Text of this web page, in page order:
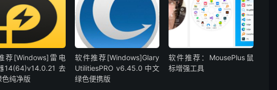
荐[Windows]雷电
14(64)v14.0.21 去
色纯净版
软件推荐[Windows]Glary
UtilitiesPRO v6.45.0 中文
绿色便携版
软件推荐：MousePlus鼠
标增强工具